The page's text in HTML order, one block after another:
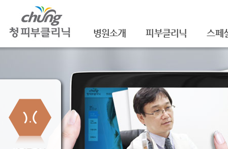
병원소개 피부클리닉 스페
진료안내
레이저장비소개
병원 둘러보기
찾아오시는 길
공지사항
여드름자국/흉터
기미/색소
주근깨/잡티
점/검버섯
문신제거
안면홍조
셀라
물광
아쿠